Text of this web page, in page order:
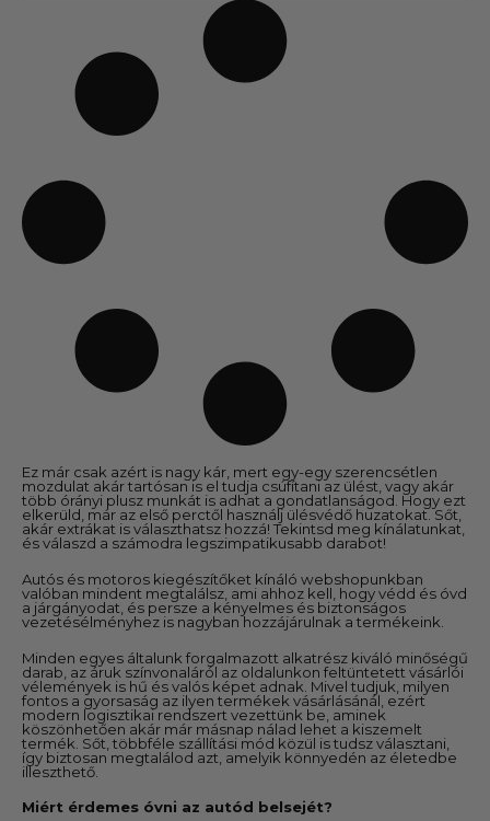
Ez már csak azért is nagy kár, mert egy-egy szerencsétlen
mozdulat akár tartósan is el tudja csúfítani az ülést, vagy akár
több órányi plusz munkát is adhat a gondatlanságod. Hogy ezt
elkerüld, már az első perctől használj ülésvédő huzatokat. Sőt,
akár extrákat is választhatsz hozzá! Tekintsd meg kínálatunkat,
és válaszd a számodra legszimpatikusabb darabot!
Autós és motoros kiegészítőket kínáló webshopunkban
valóban mindent megtalálsz, ami ahhoz kell, hogy védd és óvd
a járgányodat, és persze a kényelmes és biztonságos
vezetésélményhez is nagyban hozzájárulnak a termékeink.
Minden egyes általunk forgalmazott alkatrész kiváló minőségű
darab, az áruk színvonaláról az oldalunkon feltüntetett vásárlói
vélemények is hű és valós képet adnak. Mivel tudjuk, milyen
fontos a gyorsaság az ilyen termékek vásárlásánál, ezért
modern logisztikai rendszert vezettünk be, aminek
köszönhetően akár már másnap nálad lehet a kiszemelt
termék. Sőt, többféle szállítási mód közül is tudsz választani,
így biztosan megtalálod azt, amelyik könnyedén az életedbe
illeszthető.
Miért érdemes óvni az autód belsejét?